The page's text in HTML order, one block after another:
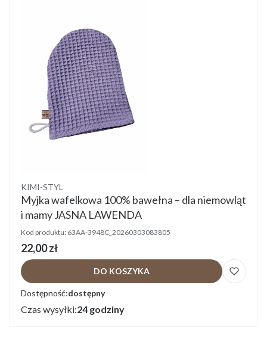
Producent
KIMI-STYL
Myjka wafelkowa 100% bawełna – dla niemowląt
i mamy JASNA LAWENDA
Kod produktu: 63AA-3948C_20260303083805
Cena
22,00 zł
DO KOSZYKA
Dostępność:dostępny
Czas wysyłki:24 godziny